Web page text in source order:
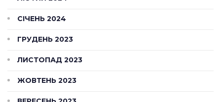
СІЧЕНЬ 2024
ГРУДЕНЬ 2023
ЛИСТОПАД 2023
ЖОВТЕНЬ 2023